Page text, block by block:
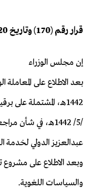
قرار رقم (170) وتاريخ 20 /03/ 1443هـ
إن مجلس الوزراء
/5/ 1442هـ، في
عبدالعزيز الدولي لخدمة
وبعد الاطلاع على مشروع
والسياسات اللغوية.